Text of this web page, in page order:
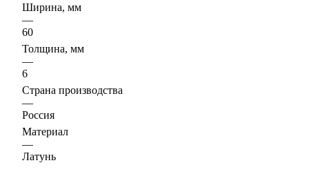
Ширина, мм
—
60
Толщина, мм
—
6
Страна производства
—
Россия
Материал
—
Латунь